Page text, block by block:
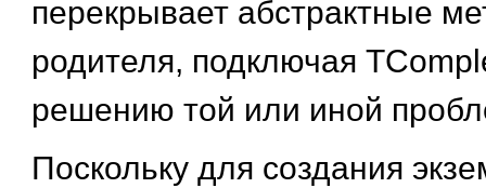
перекрывает абстрактные
родителя, подключая
решению той или иной
Поскольку для создания